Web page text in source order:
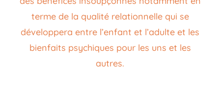
terme de la qualité relationnelle qui se
développera entre l’enfant et l’adulte et les
bienfaits psychiques pour les uns et les
autres.